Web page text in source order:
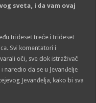
sveta, i da vam ovaj
trideset treće i trideset
Svi komentatori i
oči, sve dok istraživač
naredio da se u Jevanđelje
Jevanđelja, kako bi sva